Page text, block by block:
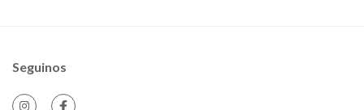
Seguinos